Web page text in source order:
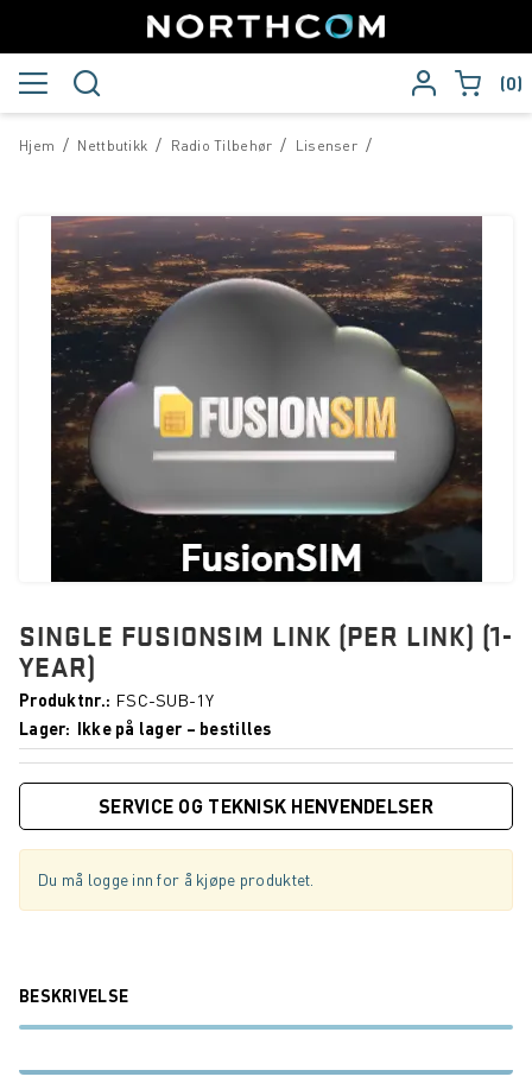
0
/
Hjem /
Nettbutikk /
Radio Tilbehør /
Lisenser
SINGLE FUSIONSIM LINK (PER LINK) (1-
YEAR)
Produktnr.
FSC-SUB-1Y
Lager
Ikke på lager – bestilles
SERVICE OG TEKNISK HENVENDELSER
Du må logge inn for å kjøpe produktet.
BESKRIVELSE